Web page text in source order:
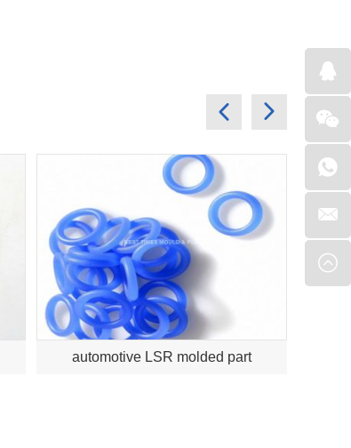
automotive LSR molded part